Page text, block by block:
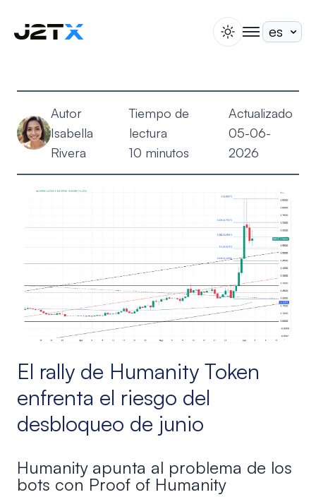
Blog
Ayuda
Acerca de
Abrir Cuenta
Iniciar Sesión
switch theme
togglenav
Autor
Isabella
Rivera
Tiempo de
lectura
10 minutos
Actualizado
05-06-
2026
El rally de Humanity Token
enfrenta el riesgo del
desbloqueo de junio
Humanity apunta al problema de los
bots con Proof of Humanity